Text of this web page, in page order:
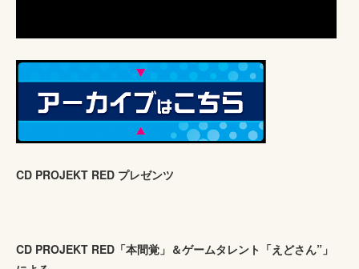
CD PROJEKT RED プレゼンツ
CD PROJEKT RED「本間覚」＆ゲームタレント「えどさん”」